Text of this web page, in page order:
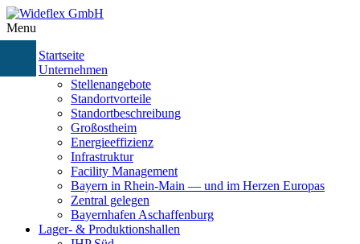
Menu
Startseite
Unternehmen
Stellenangebote
Standortvorteile
Standortbeschreibung
Großostheim
Energieeffizienz
Infrastruktur
Facility Management
Bayern in Rhein-Main — und im Herzen Europas
Zentral gelegen
Bayernhafen Aschaffenburg
Lager- & Produktionshallen